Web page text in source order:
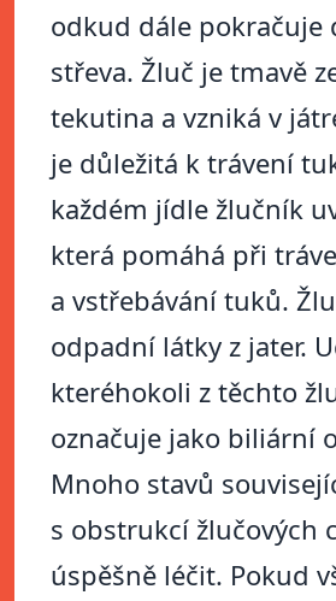
odkud dále pokračuje
střeva. Žluč je tmavě
tekutina a vzniká v
je důležitá k trávení
každém jídle žlučník
která pomáhá při
a vstřebávání tuků.
odpadní látky z jater.
kteréhokoli z těchto
označuje jako biliární
Mnoho stavů
s obstrukcí žlučových
úspěšně léčit. Pokud